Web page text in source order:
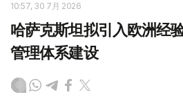
10:57, 30 7月 2026
哈萨克斯坦拟引入欧洲经
管理体系建设